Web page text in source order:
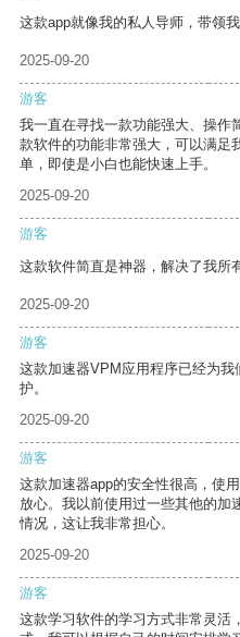
这款app就像我的私人导师，带领我
2025-09-20
游客
我一直在寻找一款功能强大、操作
款软件的功能非常强大，可以满足
单，即使是小白也能快速上手。
2025-09-20
游客
这款软件简直是神器，解决了我所
2025-09-20
游客
这款加速器VPM应用程序已经为
护。
2025-09-20
游客
这款加速器app的安全性很高，使
放心。我以前使用过一些其他的加
情况，这让我非常担心。
2025-09-20
游客
这款学习软件的学习方式非常灵活